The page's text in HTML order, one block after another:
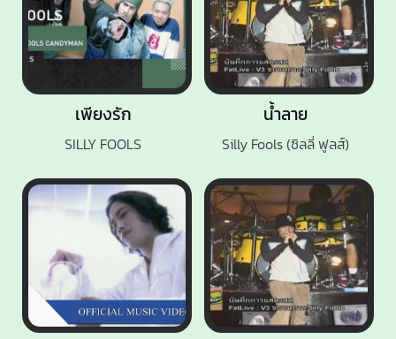
เพียงรัก
SILLY FOOLS
น้ำลาย
Silly Fools (ซิลลี่ ฟูลส์)